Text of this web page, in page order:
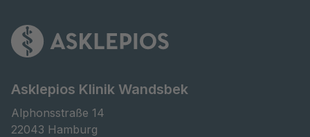
Asklepios Klinik Wandsbek
Alphonsstraße 14
22043 Hamburg